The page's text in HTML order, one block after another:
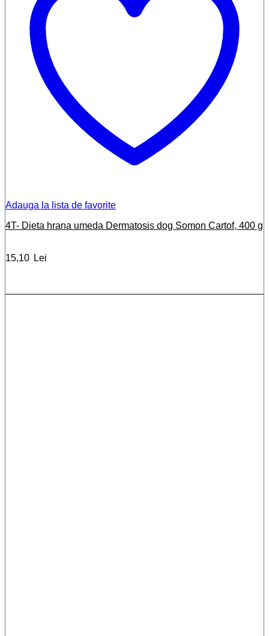
Adauga la lista de favorite
4T- Dieta hrana umeda Dermatosis dog Somon Cartof, 400 g
15,10 Lei